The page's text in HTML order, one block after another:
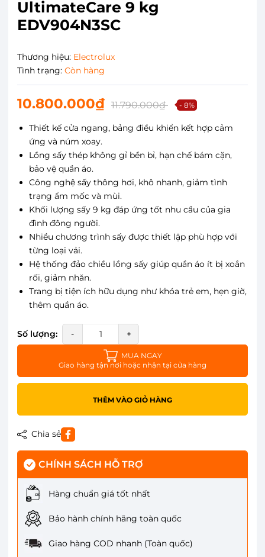
UltimateCare 9 kg
EDV904N3SC
Thương hiệu: Electrolux
Tình trạng: Còn hàng
10.800.000₫ 11.790.000₫ - 8%
Thiết kế cửa ngang, bảng điều khiển kết hợp cảm
ứng và núm xoay.
Lồng sấy thép không gỉ bền bỉ, hạn chế bám cặn,
bảo vệ quần áo.
Công nghệ sấy thông hơi, khô nhanh, giảm tình
trạng ẩm mốc và mùi.
Khối lượng sấy 9 kg đáp ứng tốt nhu cầu của gia
đình đông người.
Nhiều chương trình sấy được thiết lập phù hợp với
từng loại vải.
Hệ thống đảo chiều lồng sấy giúp quần áo ít bị xoắn
rối, giảm nhăn.
Trang bị tiện ích hữu dụng như khóa trẻ em, hẹn giờ,
thêm quần áo.
Số lượng: - +
MUA NGAY
Giao hàng tận nơi hoặc nhận tại cửa hàng
THÊM VÀO GIỎ HÀNG
Chia sẻ
CHÍNH SÁCH HỖ TRỢ
Hàng chuẩn giá tốt nhất
Bảo hành chính hãng toàn quốc
Giao hàng COD nhanh (Toàn quốc)